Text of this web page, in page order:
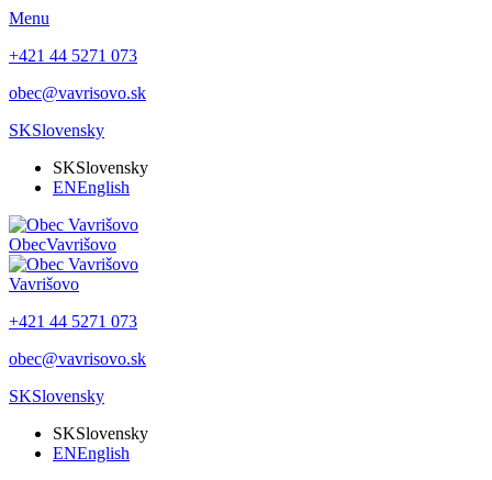
Menu
+421 44 5271 073
obec@vavrisovo.sk
SKSlovensky
SKSlovensky
ENEnglish
ObecVavrišovo
Vavrišovo
+421 44 5271 073
obec@vavrisovo.sk
SKSlovensky
SKSlovensky
ENEnglish